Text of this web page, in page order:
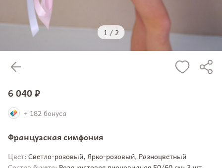
Французская симфония
1 /2
Цвет: Светло-розовый, Ярко-розовый, Разноцветный
6 040 ₽
+ 182 бонуса